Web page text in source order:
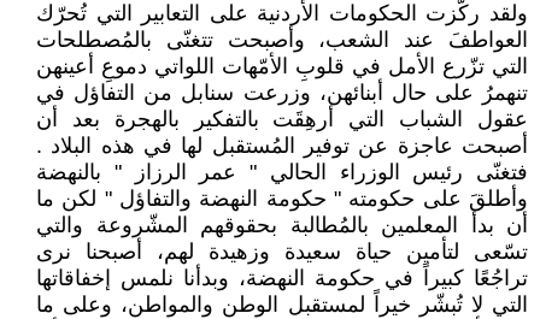
ولقد ركّزت الحكومات الأردنية على التعابير التي تُحرّك
العواطفَ عند الشعب، وأصبحت تتغنّى بالمُصطلحات
التي تزّرع الأمل في قلوبِ الأمّهات اللواتي دموعِ أعينهن
تنهمرُ على حال أبنائهن، وزرعت سنابل من التفاؤل في
عقول الشباب التي أرهِقَت بالتفكير بالهجرة بعد أن
أصبحت عاجزة عن توفير المُستقبل لها في هذه البلاد .
فتغنّى رئيس الوزراء الحالي " عمر الرزاز " بالنهضة
وأطلقَ على حكومته " حكومة النهضة والتفاؤل " لكن ما
أن بدأ المعلمين بالمُطالبة بحقوقهم المشّروعة والتي
تسّعى لتأمين حياة سعيدة وزهيدة لهم، أصبحنا نرى
تراجُعًا كبيراً في حكومة النهضة، وبدأنا نلمس إخفاقاتها
التي لا تُبشّر خيراً لمستقبل الوطن والمواطن، وعلى ما